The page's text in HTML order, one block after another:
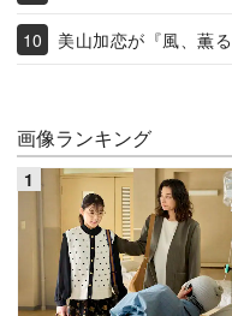
美山加恋が『風、薫
画像ランキング